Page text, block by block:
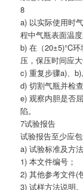
8
a) 以实际使用时
程中气瓶表面温
b) 在（20±5)°C
压，保压时间应
c) 重复步骤a)、
d) 切割气瓶并检
e) 观察内胆是否
陷。
7试验报告
试验报告至少应包
a) 试验标准及方法
1) 本文件编号；
2) 其他参考文件(
3) 试样方法说明。